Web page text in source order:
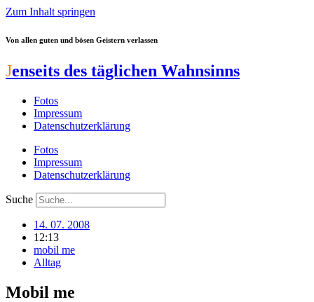
Zum Inhalt springen
Von allen guten und bösen Geistern verlassen
Jenseits des täglichen Wahnsinns
Fotos
Impressum
Datenschutzerklärung
Fotos
Impressum
Datenschutzerklärung
Suche
14. 07. 2008
12:13
mobil me
Alltag
Mobil me